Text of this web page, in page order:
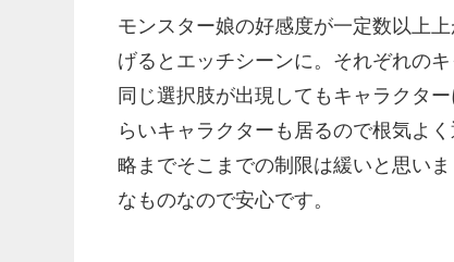
モンスター娘の好感度が一定数以上
げるとエッチシーンに。それぞれの
同じ選択肢が出現してもキャラクタ
らいキャラクターも居るので根気よ
略までそこまでの制限は緩いと思い
なものなので安心です。